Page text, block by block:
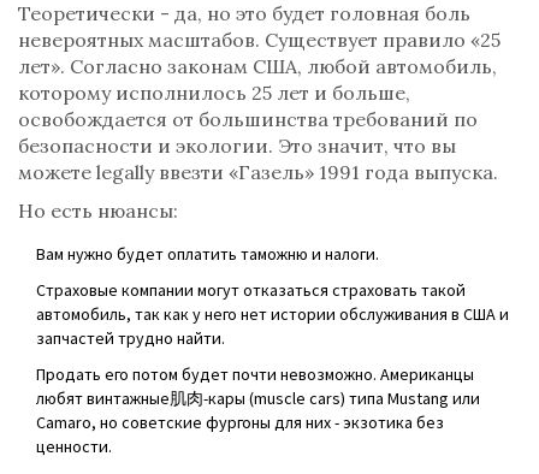
Теоретически - да, но это будет головная боль
невероятных масштабов. Существует правило «25
лет». Согласно законам США, любой автомобиль,
которому исполнилось 25 лет и больше,
освобождается от большинства требований по
безопасности и экологии. Это значит, что вы
можете legally ввезти «Газель» 1991 года выпуска.
Но есть нюансы:
Вам нужно будет оплатить таможню и налоги.
Страховые компании могут отказаться страховать такой
автомобиль, так как у него нет истории обслуживания в США и
запчастей трудно найти.
Продать его потом будет почти невозможно. Американцы
любят винтажные肌肉-кары (muscle cars) типа Mustang или
Camaro, но советские фургоны для них - экзотика без
ценности.